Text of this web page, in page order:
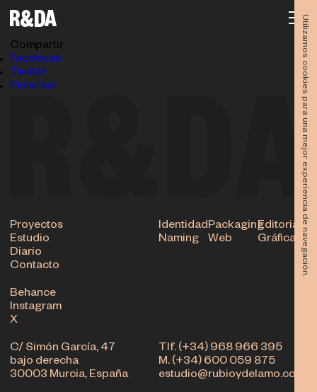
Utilizamos cookies para una mejor experiencia de navegación.
16.05.2018
Compartir
Facebook
Twitter
Pinterest
Tlf. (+34) 968 966 395
M. (+34) 600 059 875
estudio@rubioydelamo.com
C/ Simón García, 47
bajo derecha
30003 Murcia, España
Proyectos
Estudio
Diario
Contacto
IdentidadPackagingEditorial
Naming
Web Gráfica
Behance
Instagram
X